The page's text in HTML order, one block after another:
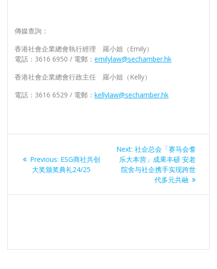
傳媒查詢：
香港社會企業總會執行經理 羅小姐（Emily）
電話：3616 6950 / 電郵： emilylaw@sechamber.hk
香港社會企業總會行政主任 羅小姐（Kelly）
電話：3616 6529 / 電郵： kellylaw@sechamber.hk
章
Previous: Previous
post:
ESG商社共创
大奖颁奖典礼24/25
Next: Next
post:
社企总会「赛马会耆
乐大本营」成果丰硕 安老
院舍与社企携手实现跨世
代多元共融